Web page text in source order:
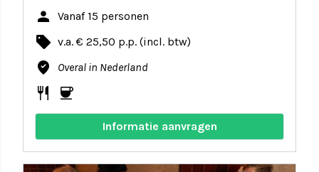
person Vanaf 15 personen
local_offer v.a. € 25,50 p.p. (incl. btw)
where_to_vote Overal in Nederland
restaurant coffee
Informatie aanvragen